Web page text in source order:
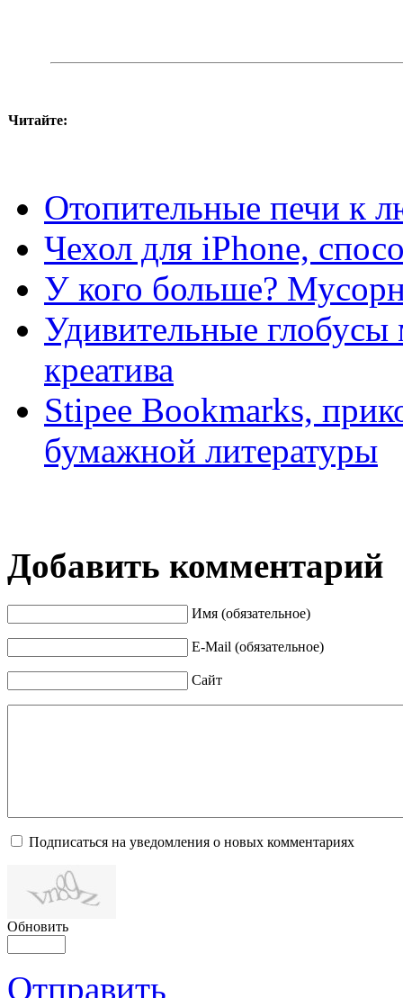
Читайте:
Отопительные печи к
Чехол для iPhone,
У кого больше?
Удивительные глобусы
креатива
Stipee Bookmarks,
бумажной литературы
Добавить комментарий
Имя (обязательное)
E-Mail (обязательное)
Сайт
Подписаться на уведомления о новых комментариях
Обновить
Отправить